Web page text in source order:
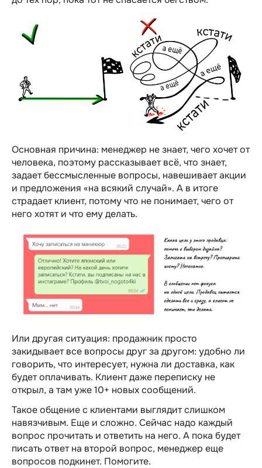
Основная причина: менеджер не знает, чего хочет от
человека, поэтому рассказывает всё, что знает,
задает бессмысленные вопросы, навешивает акции
и предложения «на всякий случай». А в итоге
страдает клиент, потому что не понимает, чего от
него хотят и что ему делать.
Или другая ситуация: продажник просто
закидывает все вопросы друг за другом: удобно ли
говорить, что интересует, нужна ли доставка, как
будет оплачивать. Клиент даже переписку не
открыл, а там уже 10+ новых сообщений.
Такое общение с клиентами выглядит слишком
навязчивым. Еще и сложно. Сейчас надо каждый
вопрос прочитать и ответить на него. А пока будет
писать ответ на второй вопрос, менеджер еще
вопросов подкинет. Помогите.